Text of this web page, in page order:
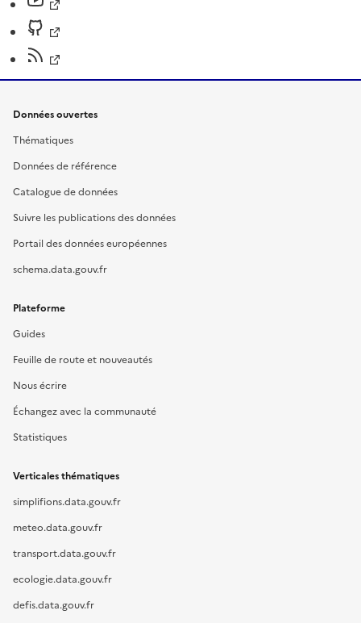
Données ouvertes
Thématiques
Données de référence
Catalogue de données
Suivre les publications des données
Portail des données européennes
schema.data.gouv.fr
Plateforme
Guides
Feuille de route et nouveautés
Nous écrire
Échangez avec la communauté
Statistiques
Verticales thématiques
simplifions.data.gouv.fr
meteo.data.gouv.fr
transport.data.gouv.fr
ecologie.data.gouv.fr
defis.data.gouv.fr